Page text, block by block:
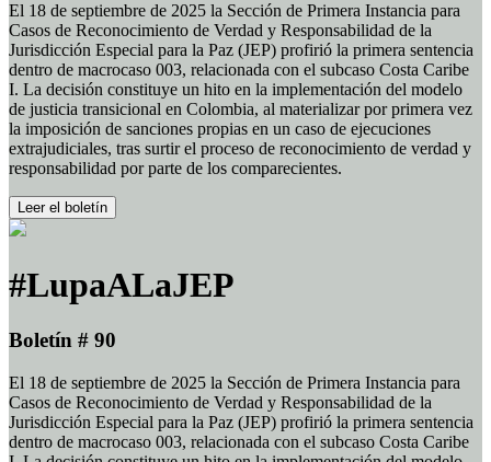
El 18 de septiembre de 2025 la Sección de Primera Instancia para
Casos de Reconocimiento de Verdad y Responsabilidad de la
Jurisdicción Especial para la Paz (JEP) profirió la primera sentencia
dentro de macrocaso 003, relacionada con el subcaso Costa Caribe
I. La decisión constituye un hito en la implementación del modelo
de justicia transicional en Colombia, al materializar por primera vez
la imposición de sanciones propias en un caso de ejecuciones
extrajudiciales, tras surtir el proceso de reconocimiento de verdad y
responsabilidad por parte de los comparecientes.
Leer el boletín
#LupaALaJEP
Boletín # 90
El 18 de septiembre de 2025 la Sección de Primera Instancia para
Casos de Reconocimiento de Verdad y Responsabilidad de la
Jurisdicción Especial para la Paz (JEP) profirió la primera sentencia
dentro de macrocaso 003, relacionada con el subcaso Costa Caribe